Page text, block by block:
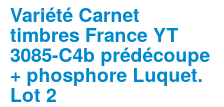
Variété Carnet
timbres France YT
3085-C4b prédécoupe
+ phosphore Luquet.
Lot 2